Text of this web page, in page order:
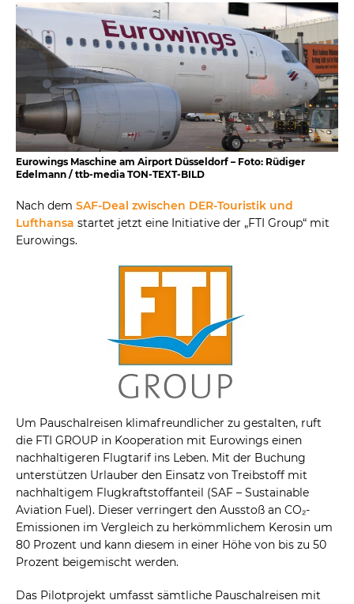
Eurowings Maschine am Airport Düsseldorf – Foto: Rüdiger
Edelmann / ttb-media TON-TEXT-BILD
Nach dem SAF-Deal zwischen DER-Touristik und
Lufthansa startet jetzt eine Initiative der „FTI Group“ mit
Eurowings.
Um Pauschalreisen klimafreundlicher zu gestalten, ruft
die FTI GROUP in Kooperation mit Eurowings einen
nachhaltigeren Flugtarif ins Leben. Mit der Buchung
unterstützen Urlauber den Einsatz von Treibstoff mit
nachhaltigem Flugkraftstoffanteil (SAF – Sustainable
Aviation Fuel). Dieser verringert den Ausstoß an CO₂-
Emissionen im Vergleich zu herkömmlichem Kerosin um
80 Prozent und kann diesem in einer Höhe von bis zu 50
Prozent beigemischt werden.
Das Pilotprojekt umfasst sämtliche Pauschalreisen mit